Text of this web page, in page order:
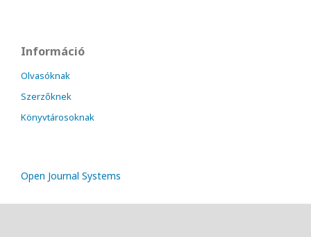
Információ
Olvasóknak
Szerzőknek
Könyvtárosoknak
Open Journal Systems